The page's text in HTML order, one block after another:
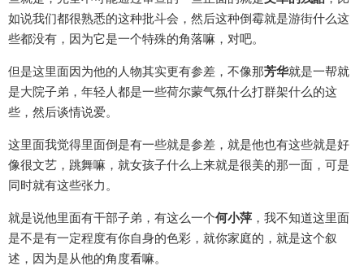
如说我们都很熟悉的这种批斗会，然后这种倒霉就是游街什么这
些都没有，因为它是一个特殊的角落嘛，对吧。
但是这里面因为他的人物其实更有参差，不像那芳华就是一帮就
是大院子弟，年轻人都是一些荷尔蒙气氛什么打群架什么的这
些，然后谈情说爱。
这里面我觉得里面倒是有一些就是参差，就是他也有这些就是好
像很文艺，跳舞嘛，就女孩子什么上来就是很美的那一面，可是
同时就有这些张力。
就是说他里面有干部子弟，有这么一个何小萍 ，我不知道这里面
是不是有一定程度有你自身的色彩，就你家庭的，就是这个叙
述，因为是从他的角度看嘛。